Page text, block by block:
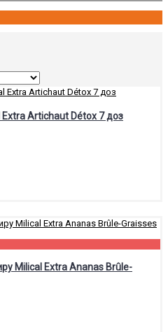
Artichaut Détox 7 доз
Milical Extra Ananas Brûle-